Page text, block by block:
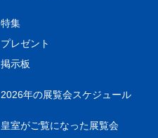
特集
プレゼント
掲示板
2026年の展覧会スケジュール
皇室がご覧になった展覧会